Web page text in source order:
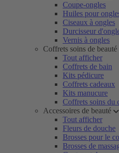
Coupe-ongles
Huiles pour
Ciseaux à ongles
Durcisseur
Vernis à ongles
Coffrets soins de beauté
Tout afficher
Coffrets de bain
Kits pédicure
Coffrets cadeaux
Kits manucure
Coffrets soins du
Accessoires de beauté
Tout afficher
Fleurs de douche
Brosses pour le
Brosses de